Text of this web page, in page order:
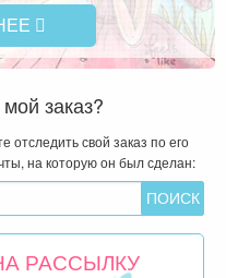
заказ?
свой заказ по его
на которую он был сделан:
РАССЫЛКУ